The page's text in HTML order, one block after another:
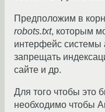
Предположим в
robots.txt, которым
интерфейс системы
запрещать
сайте и др.
Для того чтобы это
необходимо чтобы